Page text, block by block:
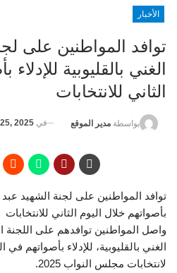
الأخبار
توافد المواطنين على
الغني بالقليوبية
الثاني للانتخابات
بواسطة مدير الموقع في 2025
توافد المواطنين على لجنة الشهيد عبد
بأصواتهم خلال اليوم الثاني للانتخابات
واصل المواطنين توافدهم على اللجنة
الغني بالقليوبية، للإدلاء بأصواتهم في
لانتخابات مجلس النواب 2025.